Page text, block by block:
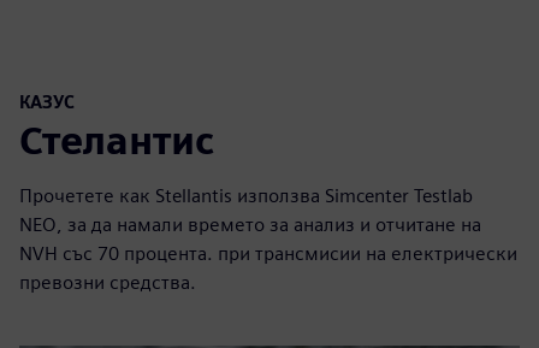
КАЗУС
Стелантис
Прочетете как Stellantis използва Simcenter Testlab
NEO, за да намали времето за анализ и отчитане на
NVH със 70 процента. при трансмисии на електрически
превозни средства.